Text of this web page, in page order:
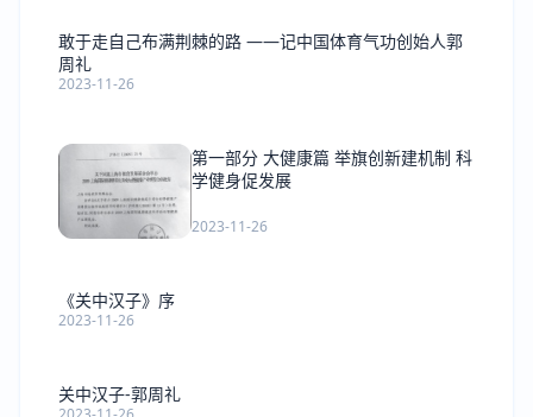
敢于走自己布满荆棘的路 ——记中国体育气功创始人郭
周礼
2023-11-26
第一部分 大健康篇 举旗创新建机制 科
学健身促发展
2023-11-26
《关中汉子》序
2023-11-26
关中汉子-郭周礼